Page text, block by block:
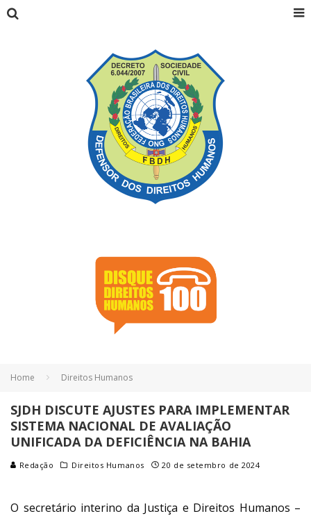
Home Direitos Humanos
SJDH DISCUTE AJUSTES PARA IMPLEMENTAR
SISTEMA NACIONAL DE AVALIAÇÃO
UNIFICADA DA DEFICIÊNCIA NA BAHIA
Redação Direitos Humanos 20 de setembro de 2024
O secretário interino da Justiça e Direitos Humanos –